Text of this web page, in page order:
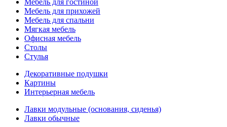
Мебель для гостиной
Мебель для прихожей
Мебель для спальни
Мягкая мебель
Офисная мебель
Столы
Стулья
Декоративные подушки
Картины
Интерьерная мебель
Лавки модульные (основания, сиденья)
Лавки обычные